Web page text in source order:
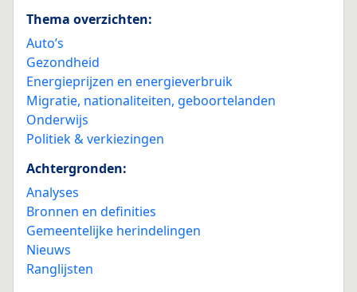
Thema overzichten:
Auto’s
Gezondheid
Energieprijzen en energieverbruik
Migratie, nationaliteiten, geboortelanden
Onderwijs
Politiek & verkiezingen
Achtergronden:
Analyses
Bronnen en definities
Gemeentelijke herindelingen
Nieuws
Ranglijsten